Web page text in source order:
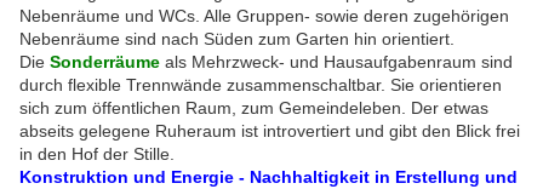
Nebenräume und WCs. Alle Gruppen- sowie deren zugehörigen
Nebenräume sind nach Süden zum Garten hin orientiert.
Die Sonderräume als Mehrzweck- und Hausaufgabenraum sind
durch flexible Trennwände zusammenschaltbar. Sie orientieren
sich zum öffentlichen Raum, zum Gemeindeleben. Der etwas
abseits gelegene Ruheraum ist introvertiert und gibt den Blick frei
in den Hof der Stille.
Konstruktion und Energie - Nachhaltigkeit in Erstellung und